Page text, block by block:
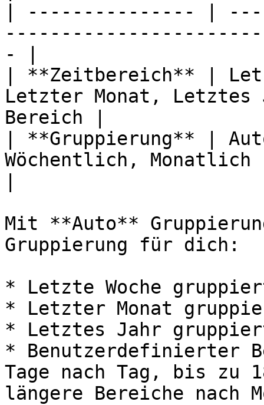
| --------------- |
- |
| **Zeitbereich** |
Letzter Monat,
Bereich |
| **Gruppierung** |
Wöchentlich, Monatlich
Mit **Auto**
Gruppierung für dich:
* Letzte Woche
* Letzter Monat
* Letztes Jahr
* Benutzerdefinierter
Tage nach Tag, bis zu
längere Bereiche nach